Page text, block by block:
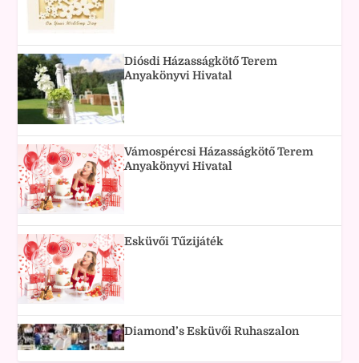
Diósdi Házasságkötő Terem
Anyakönyvi Hivatal
Vámospércsi Házasságkötő Terem
Anyakönyvi Hivatal
Esküvői Tűzijáték
Diamond’s Esküvői Ruhaszalon